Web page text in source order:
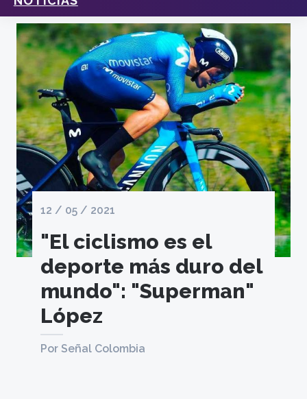
12 / 05 / 2021
"El ciclismo es el
deporte más duro del
mundo": "Superman"
López
Por Señal Colombia